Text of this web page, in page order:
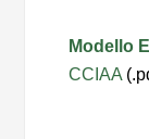
Modello
CCIAA